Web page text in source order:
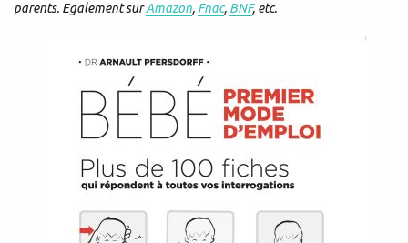
parents. Egalement surAmazon, Fnac, BNF, etc.